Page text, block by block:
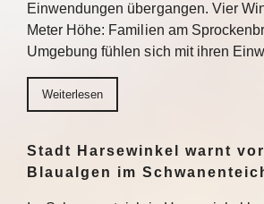
Einwendungen übergangen. Vier
Meter Höhe: Familien am
Umgebung fühlen sich mit ihren
Weiterlesen
Stadt Harsewinkel warnt
Blaualgen im